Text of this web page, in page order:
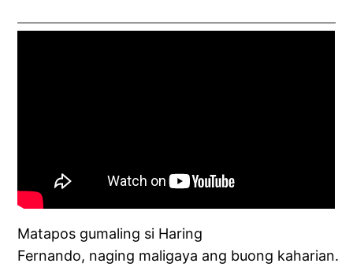
Matapos gumaling si Haring
Fernando, naging maligaya ang buong kaharian.